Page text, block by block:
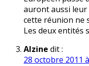
auront aussi leur
cette réunion ne
Les deux entités
Alzine dit :
28 octobre 2011